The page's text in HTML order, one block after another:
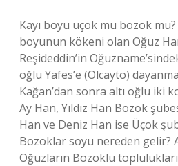
Kayı boyu üçok mu bozok mu?
boyunun kökeni olan Oğuz
Reşideddin’in
oğlu Yafes’e (Olcayto)
Kağan’dan sonra altı oğlu iki
Ay Han, Yıldız Han Bozok
Han ve Deniz Han ise Üçok
Bozoklar soyu nereden gelir?
Oğuzların Bozoklu